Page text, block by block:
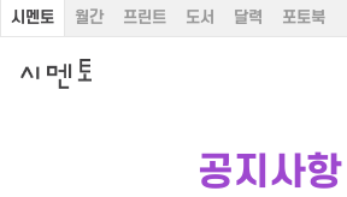
시멘토 월간 프린트 도서 달력 포토북
공지사항